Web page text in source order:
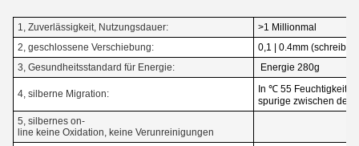
1, Zuverlässigkeit, Nutzungsdauer:
>1 Millionmal
2, geschlossene Verschiebung:
0,1 | 0.4mm
3, Gesundheitsstandard für Energie:
Energie 280g
4, silberne Migration:
In ℃ 55 Feuchtigkeit
spurige zwischen
5, silbernes on-
line keine Oxidation, keine Verunreinigungen